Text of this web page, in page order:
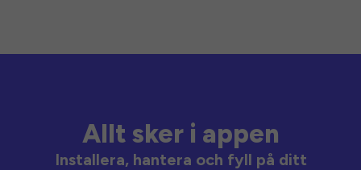
Allt sker i appen
Installera, hantera och fyll på ditt